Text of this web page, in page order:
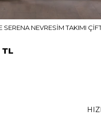
SERENA NEVRESİM TAKIMI